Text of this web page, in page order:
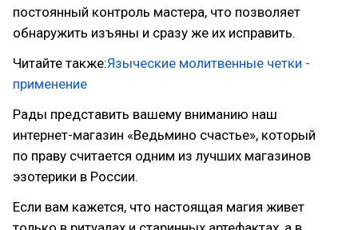
постоянный контроль мастера, что позволяет
обнаружить изъяны и сразу же их исправить.
Читайте также:Языческие молитвенные четки -
применение
Рады представить вашему вниманию наш
интернет-магазин «Ведьмино счастье», который
по праву считается одним из лучших магазинов
эзотерики в России.
Если вам кажется, что настоящая магия живет